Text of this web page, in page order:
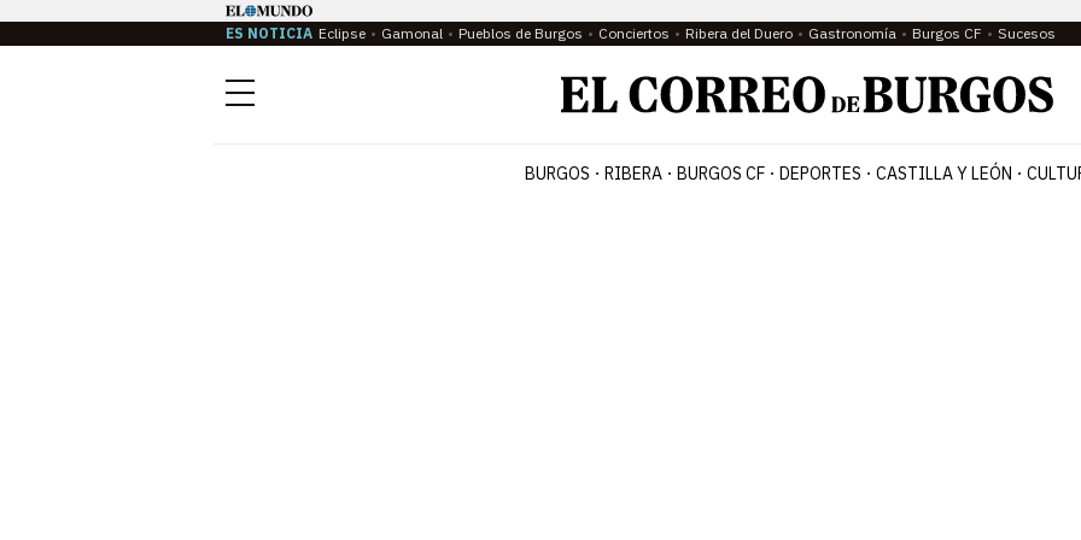
ES NOTICIA Eclipse Gamonal Pueblos de Burgos Conciertos Ribera del Duero Gastronomía Burgos CF Sucesos
Menú
BURGOS RIBERA BURGOS CF DEPORTES CASTILLA Y LEÓN